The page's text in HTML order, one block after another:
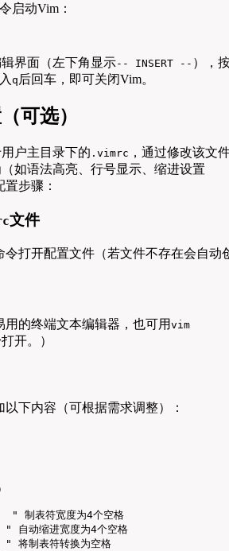
启动Vim：
界面（左下角显示-- INSERT -- ），
q 后回车，即可关闭Vim。
可选）
户主目录下的 .vimrc ，通过修改该文
如语法高亮、行号显示、缩进设置
步骤：
文件
令打开配置文件（若文件不存在会自动
用的终端文本编辑器，也可用 vim
开。）
以下内容（可根据需求调整）：
表符宽度为4个空格
动缩进宽度为4个空格
制表符转换为空格